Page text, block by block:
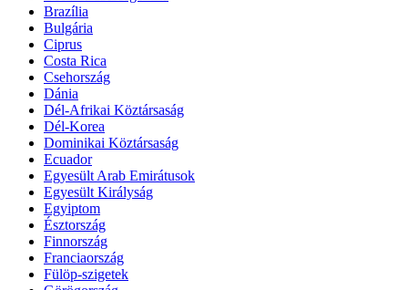
Brazília
Bulgária
Ciprus
Costa Rica
Csehország
Dánia
Dél-Afrikai Köztársaság
Dél-Korea
Dominikai Köztársaság
Ecuador
Egyesült Arab Emirátusok
Egyesült Királyság
Egyiptom
Észtország
Finnország
Franciaország
Fülöp-szigetek